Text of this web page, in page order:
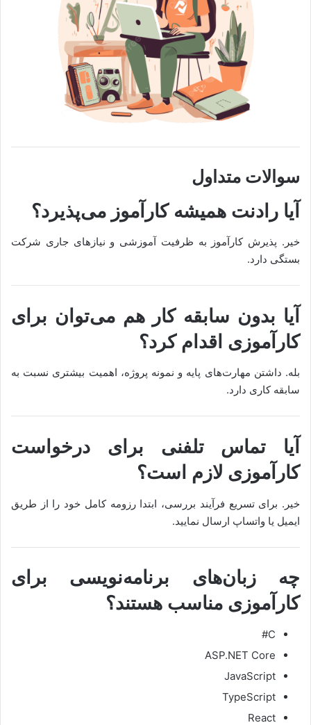
سوالات متداول
آیا رادنت همیشه کارآموز می‌پذیرد؟
خیر. پذیرش کارآموز به ظرفیت آموزشی و نیازهای جاری شرکت
بستگی دارد.
آیا بدون سابقه کار هم می‌توان برای
کارآموزی اقدام کرد؟
بله. داشتن مهارت‌های پایه و نمونه پروژه، اهمیت بیشتری نسبت به
سابقه کاری دارد.
آیا تماس تلفنی برای درخواست
کارآموزی لازم است؟
خیر. برای تسریع فرآیند بررسی، ابتدا رزومه کامل خود را از طریق
ایمیل یا واتساپ ارسال نمایید.
چه زبان‌های برنامه‌نویسی برای
کارآموزی مناسب هستند؟
C#
ASP.NET Core
JavaScript
TypeScript
React